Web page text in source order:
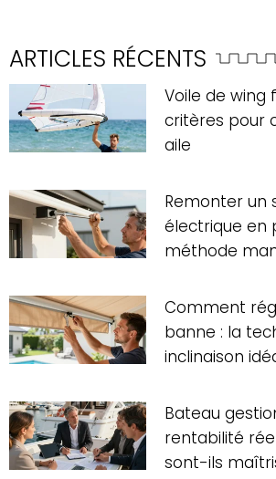
ARTICLES RÉCENTS
Voile de wing
critères pour
aile
Remonter un
électrique en
méthode
Comment
banne : la
inclinaison
Bateau
rentabilité
sont-ils